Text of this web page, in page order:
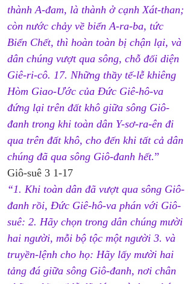
thành A-đam, là thành ở cạnh Xát-than;
còn nước chảy về biển A-ra-ba, tức
Biển Chết, thì hoàn toàn bị chận lại, và
dân chúng vượt qua sông, chỗ đối diện
Giê-ri-cô. 17. Những thầy tế-lễ khiêng
Hòm Giao-Ước của Đức Giê-hô-va
đứng lại trên đất khô giữa sông Giô-
đanh trong khi toàn dân Y-sơ-ra-ên đi
qua trên đất khô, cho đến khi tất cả dân
chúng đã qua sông Giô-đanh hết.”
Giô-suê 3 1-17
“1. Khi toàn dân đã vượt qua sông Giô-
đanh rồi, Đức Giê-hô-va phán với Giô-
suê: 2. Hãy chọn trong dân chúng mười
hai người, mỗi bộ tộc một người 3. và
truyền-lệnh cho họ: Hãy lấy mười hai
tảng đá giữa sông Giô-đanh, nơi chân